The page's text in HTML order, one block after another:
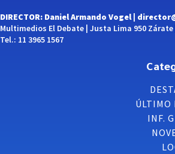
DIRECTOR: Daniel Armando Vogel |
Multimedios El Debate | Justa Lima 950 Zárate
Tel.: 11 3965 1567
ÚLTIMO
INF.